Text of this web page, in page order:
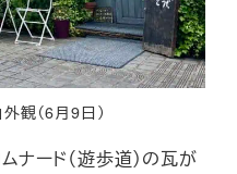
観（6月9日）
ード（遊歩道）の瓦が